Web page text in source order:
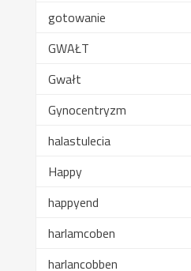
gotowanie
GWAŁT
Gwałt
Gynocentryzm
halastulecia
Happy
happyend
harlamcoben
harlancobben